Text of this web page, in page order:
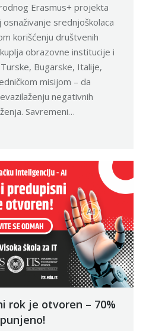
Erasmus+ projekta
osnaživanje srednjoškolaca
korišćenju društvenih
obrazovne institucije i
Bugarske, Italije,
misijom – da
negativnih
Savremeni…
rok je otvoren – 70%